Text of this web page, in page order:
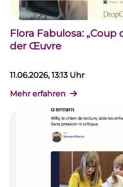
Flora Fabulosa:
der Œuvre
11.06.2026, 13:13 Uhr
Mehr erfahren